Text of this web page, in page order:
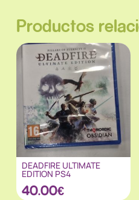
Productos
DEADFIRE ULTIMATE
EDITION PS4
40.00€